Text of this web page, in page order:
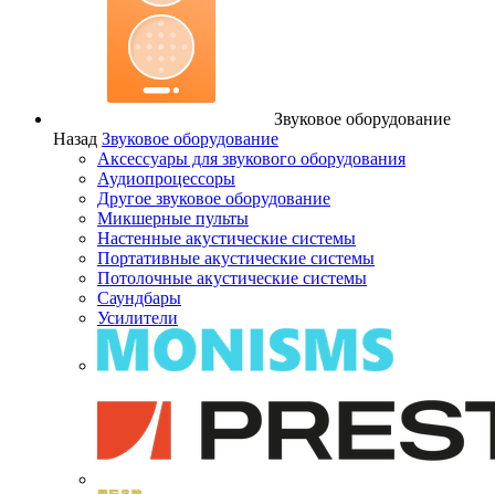
Звуковое оборудование
Назад Звуковое оборудование
Аксессуары для звукового оборудования
Аудиопроцессоры
Другое звуковое оборудование
Микшерные пульты
Настенные акустические системы
Портативные акустические системы
Потолочные акустические системы
Саундбары
Усилители